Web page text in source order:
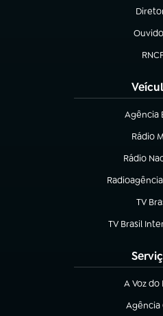
(abre
(abre
Agência
(abre em
Rádio
Rádio
(abre em
(abre em
TV
(abre
TV Brasil
(abre em
A Voz do
(abre em
Agência
(abre em